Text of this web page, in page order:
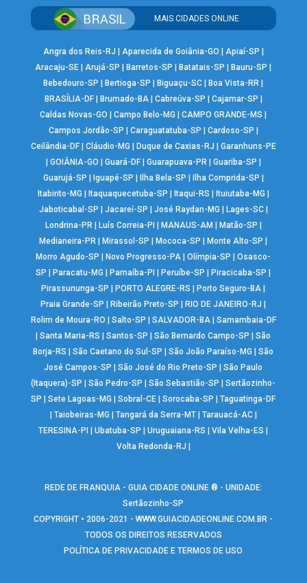
MAIS CIDADES ONLINE
Angra dos Reis-RJ Aparecida de Goiânia-GO Apiaí-SP
Aracaju-SE |Arujá-SP Barretos-SP Batatais-SP Bauru-SP
Bebedouro-SP
Bertioga-SP Biguaçu-SC Boa Vista-RR
BRASÍLIA-DF| Brumado-BA| Cabreúva-SP Cajamar-SP
Caldas Novas-GO
|Campo Belo-MG |CAMPO GRANDE-MS
Campos Jordão-SP
Caraguatatuba-SP Cardoso-SP
Ceilândia-DF| Cláudio-MG Duque de Caxias-RJ
Garanhuns-PE
GOIÂNIA-GO Guará-DF| Guarapuava-PR| Guariba-SP
Guarujá-SP
Iguapé-SP Ilha Bela-SP Ilha Comprida-SP
Itabirito-MG
Itaquaquecetuba-SP Itaqui-RS Ituiutaba-MG
Jaboticabal-SP
Jacareí-SP José Raydan-MG Lages-SC|
Londrina-PR| Luís Correia-PI MANAUS-AM Matão-SP
Medianeira-PR
Mirassol-SP Mococa-SP Monte Alto-SP
Morro Agudo-SP
Novo Progresso-PA |Olímpia-SP |Osasco-
SP
Paracatu-MG Parnaíba-PI Peruíbe-SP Piracicaba-SP
Pirassununga-SP
PORTO ALEGRE-RS Porto Seguro-BA
Praia Grande-SP
Ribeirão Preto-SP RIO DE JANEIRO-RJ
Rolim de Moura-RO
Salto-SP SALVADOR-BA| Samambaia-DF
|Santa Maria-RS |Santos-SP |São Bernardo Campo-SP |São
Borja-RS
|São Caetano do Sul-SP |São João Paraíso-MG |São
José Campos-SP
|São José do Rio Preto-SP |São Paulo
(Itaquera)-SP
|São Pedro-SP |São Sebastião-SP |Sertãozinho-
SP
|Sete Lagoas-MG |Sobral-CE |Sorocaba-SP |Taguatinga-DF
Taiobeiras-MG Tangará da Serra-MT| Tarauacá-AC|
TERESINA-PI
|Ubatuba-SP |Uruguaiana-RS |Vila Velha-ES
Volta Redonda-RJ
REDE DE FRANQUIA - GUIA CIDADE ONLINE ® - UNIDADE:
Sertãozinho-SP
COPYRIGHT • 2006-2021 -WWW.GUIACIDADEONLINE.COM.BR -
TODOS OS DIREITOS RESERVADOS
POLÍTICA DE PRIVACIDADE E TERMOS DE USO